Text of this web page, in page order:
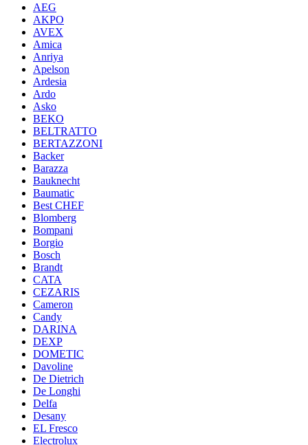
AEG
AKPO
AVEX
Amica
Anriya
Apelson
Ardesia
Ardo
Asko
BEKO
BELTRATTO
BERTAZZONI
Backer
Barazza
Bauknecht
Baumatic
Best CHEF
Blomberg
Bompani
Borgio
Bosch
Brandt
CATA
CEZARIS
Cameron
Candy
DARINA
DEXP
DOMETIC
Davoline
De Dietrich
De Longhi
Delfa
Desany
EL Fresco
Electrolux